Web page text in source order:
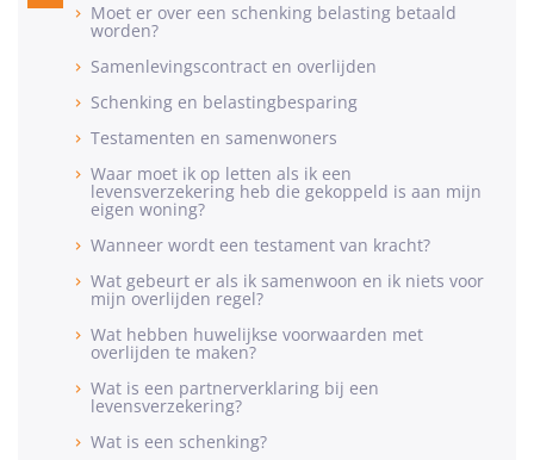
Moet er over een schenking belasting betaald
worden?
Samenlevingscontract en overlijden
Schenking en belastingbesparing
Testamenten en samenwoners
Waar moet ik op letten als ik een
levensverzekering heb die gekoppeld is aan mijn
eigen woning?
Wanneer wordt een testament van kracht?
Wat gebeurt er als ik samenwoon en ik niets voor
mijn overlijden regel?
Wat hebben huwelijkse voorwaarden met
overlijden te maken?
Wat is een partnerverklaring bij een
levensverzekering?
Wat is een schenking?